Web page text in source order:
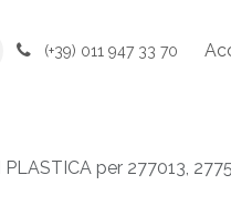
(+39) 011 947 33 70
per 277013,